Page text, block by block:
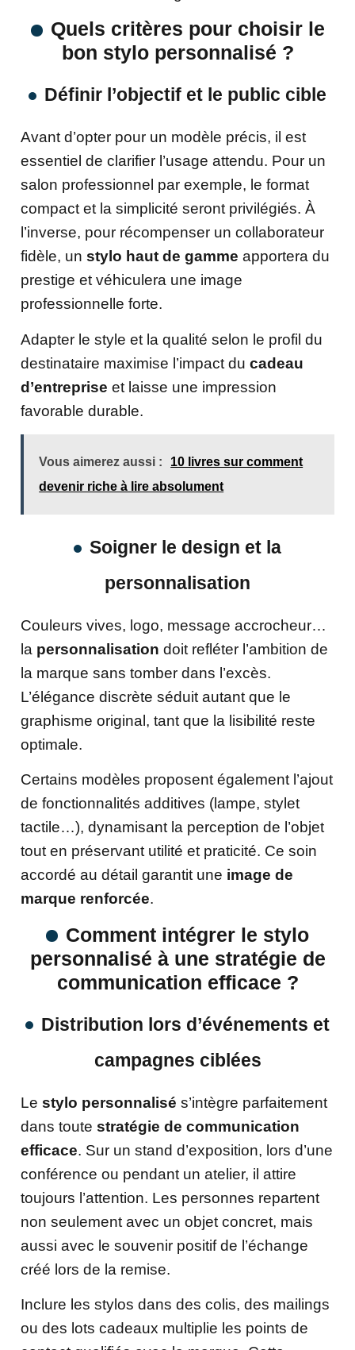
Quels critères pour choisir le
bon stylo personnalisé ?
Définir l’objectif et le public cible
Avant d’opter pour un modèle précis, il est
essentiel de clarifier l’usage attendu. Pour un
salon professionnel par exemple, le format
compact et la simplicité seront privilégiés. À
l’inverse, pour récompenser un collaborateur
fidèle, un stylo haut de gamme apportera du
prestige et véhiculera une image
professionnelle forte.
Adapter le style et la qualité selon le profil du
destinataire maximise l’impact du cadeau
d’entreprise et laisse une impression
favorable durable.
Vous aimerez aussi :
10 livres sur comment
devenir riche à lire absolument
Soigner le design et la
personnalisation
Couleurs vives, logo, message accrocheur…
la personnalisation doit refléter l’ambition de
la marque sans tomber dans l’excès.
L’élégance discrète séduit autant que le
graphisme original, tant que la lisibilité reste
optimale.
Certains modèles proposent également l’ajout
de fonctionnalités additives (lampe, stylet
tactile…), dynamisant la perception de l’objet
tout en préservant utilité et praticité. Ce soin
accordé au détail garantit une image de
marque renforcée.
Comment intégrer le stylo
personnalisé à une stratégie de
communication efficace ?
Distribution lors d’événements et
campagnes ciblées
Le stylo personnalisé s’intègre parfaitement
dans toute stratégie de communication
efficace. Sur un stand d’exposition, lors d’une
conférence ou pendant un atelier, il attire
toujours l’attention. Les personnes repartent
non seulement avec un objet concret, mais
aussi avec le souvenir positif de l’échange
créé lors de la remise.
Inclure les stylos dans des colis, des mailings
ou des lots cadeaux multiplie les points de